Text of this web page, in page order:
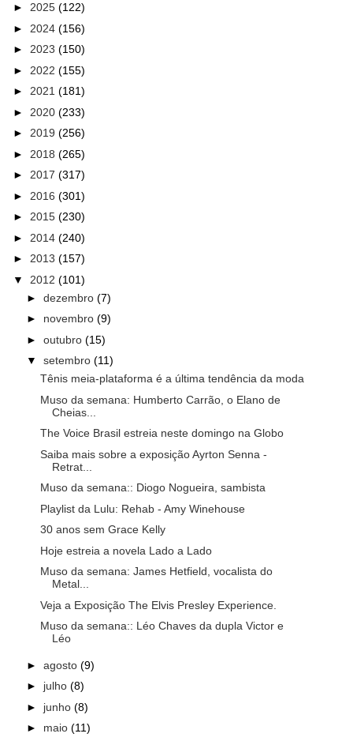
► 2025 (122)
► 2024 (156)
► 2023 (150)
► 2022 (155)
► 2021 (181)
► 2020 (233)
► 2019 (256)
► 2018 (265)
► 2017 (317)
► 2016 (301)
► 2015 (230)
► 2014 (240)
► 2013 (157)
▼ 2012 (101)
► dezembro (7)
► novembro (9)
► outubro (15)
▼ setembro (11)
Tênis meia-plataforma é a última tendência da moda
Muso da semana: Humberto Carrão, o Elano de
Cheias...
The Voice Brasil estreia neste domingo na Globo
Saiba mais sobre a exposição Ayrton Senna -
Retrat...
Muso da semana:: Diogo Nogueira, sambista
Playlist da Lulu: Rehab - Amy Winehouse
30 anos sem Grace Kelly
Hoje estreia a novela Lado a Lado
Muso da semana: James Hetfield, vocalista do
Metal...
Veja a Exposição The Elvis Presley Experience.
Muso da semana:: Léo Chaves da dupla Victor e
Léo
► agosto (9)
► julho (8)
► junho (8)
► maio (11)